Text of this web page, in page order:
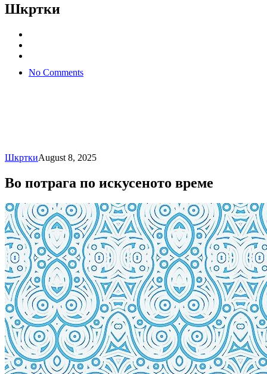
Шкртки
No Comments
ШкрткиAugust 8, 2025
Во потрага по искусеното време